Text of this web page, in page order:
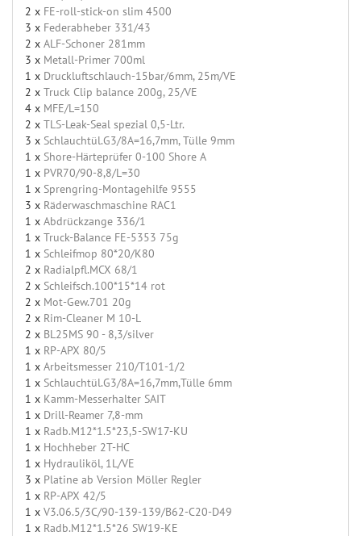
2 x FE-roll-stick-on slim 4500
3 x Federabheber 331/43
2 x ALF-Schoner 281mm
3 x Metall-Primer 700ml
1 x Druckluftschlauch-15bar/6mm, 25m/VE
2 x Truck Clip balance 200g, 25/VE
4 x MFE/L=150
2 x TLS-Leak-Seal spezial 0,5-Ltr.
3 x Schlauchtül.G3/8A=16,7mm, Tülle 9mm
1 x Shore-Härteprüfer 0-100 Shore A
1 x PVR70/90-8,8/L=30
1 x Sprengring-Montagehilfe 9555
3 x Räderwaschmaschine RAC1
1 x Abdrückzange 336/1
1 x Truck-Balance FE-5353 75g
1 x Schleifmop 80*20/K80
2 x Radialpfl.MCX 68/1
2 x Schleifsch.100*15*14 rot
2 x Mot-Gew.701 20g
2 x Rim-Cleaner M 10-L
2 x BL25MS 90 - 8,3/silver
1 x RP-APX 80/5
1 x Arbeitsmesser 210/T101-1/2
1 x Schlauchtül.G3/8A=16,7mm,Tülle 6mm
1 x Kamm-Messerhalter SAIT
1 x Drill-Reamer 7,8-mm
1 x Radb.M12*1.5*23,5-SW17-KU
1 x Hochheber 2T-HC
1 x Hydrauliköl, 1L/VE
3 x Platine ab Version Möller Regler
1 x RP-APX 42/5
1 x V3.06.5/3C/90-139-139/B62-C20-D49
1 x Radb.M12*1.5*26 SW19-KE